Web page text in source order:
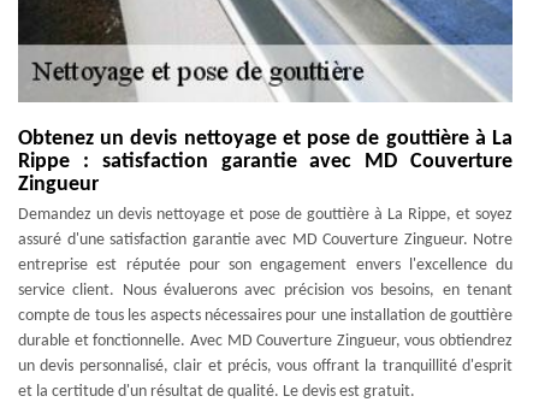
Obtenez un devis nettoyage et pose de gouttière à La
Rippe : satisfaction garantie avec MD Couverture
Zingueur
Demandez un devis nettoyage et pose de gouttière à La Rippe, et soyez
assuré d'une satisfaction garantie avec MD Couverture Zingueur. Notre
entreprise est réputée pour son engagement envers l'excellence du
service client. Nous évaluerons avec précision vos besoins, en tenant
compte de tous les aspects nécessaires pour une installation de gouttière
durable et fonctionnelle. Avec MD Couverture Zingueur, vous obtiendrez
un devis personnalisé, clair et précis, vous offrant la tranquillité d'esprit
et la certitude d'un résultat de qualité. Le devis est gratuit.